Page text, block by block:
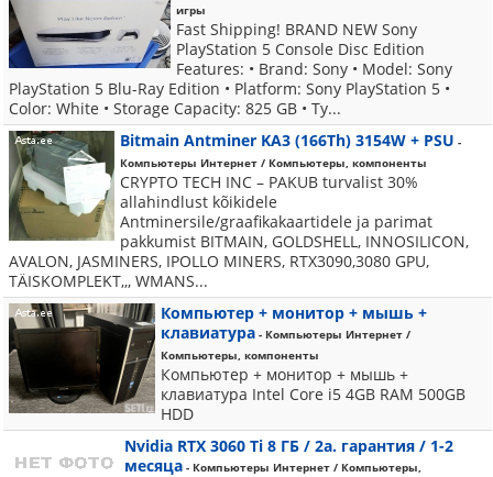
игры
Fast Shipping! BRAND NEW Sony
PlayStation 5 Console Disc Edition
Features: • Brand: Sony • Model: Sony
PlayStation 5 Blu-Ray Edition • Platform: Sony PlayStation 5 •
Color: White • Storage Capacity: 825 GB • Ty...
Bitmain Antminer KA3 (166Th) 3154W + PSU -
Компьютеры Интернет / Компьютеры, компоненты
CRYPTO TECH INC – PAKUB turvalist 30%
allahindlust kõikidele
Antminersile/graafikakaartidele ja parimat
pakkumist BITMAIN, GOLDSHELL, INNOSILICON,
AVALON, JASMINERS, IPOLLO MINERS, RTX3090,3080 GPU,
TÄISKOMPLEKT,,, WMANS...
Компьютер + монитор + мышь +
клавиатура - Компьютеры Интернет /
Компьютеры, компоненты
Компьютер + монитор + мышь +
клавиатура Intel Core i5 4GB RAM 500GB
HDD
Nvidia RTX 3060 Ti 8 ГБ / 2a. гарантия / 1-2
месяца - Компьютеры Интернет / Компьютеры,